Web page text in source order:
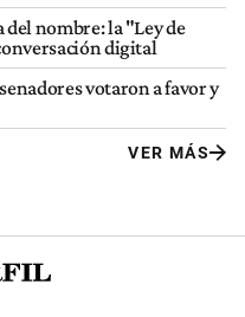
nombre: la "Ley de
digital
votaron a favor y
VER MÁS